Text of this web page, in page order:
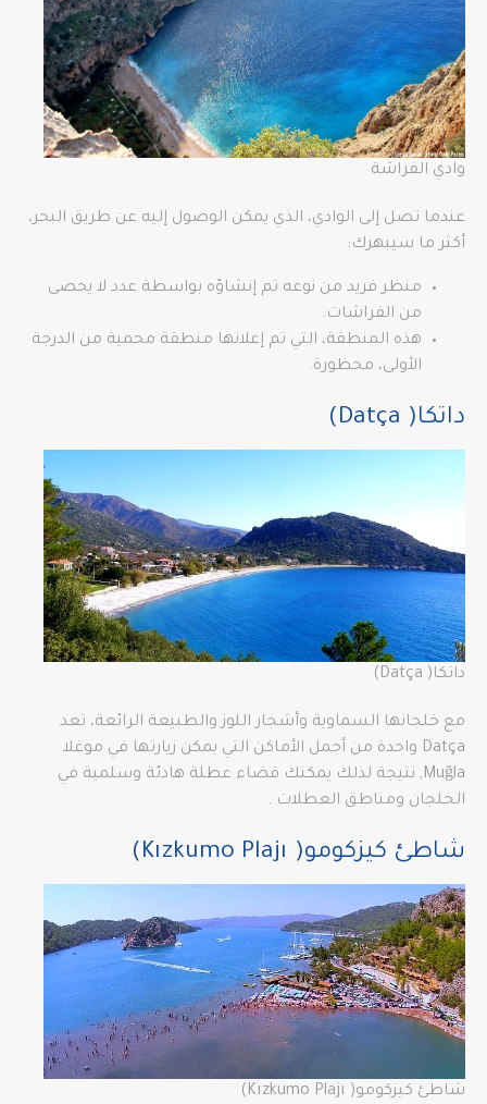
وادي الفراشة
عندما تصل إلى الوادي، الذي يمكن الوصول إليه عن طريق البحر،
أكثر ما سيبهرك:
منظر فريد من نوعه تم إنشاؤه بواسطة عدد لا يحصى
من الفراشات.
هذه المنطقة، التي تم إعلانها منطقة محمية من الدرجة
الأولى، محظورة.
داتكا( Datça)
داتكا( Datça)
مع خلجانها السماوية وأشجار اللوز والطبيعة الرائعة، تعد
Datça واحدة من أجمل الأماكن التي يمكن زيارتها في موغلا
Muğla, نتيجة لذلك يمكنك قضاء عطلة هادئة وسلمية في
الخلجان ومناطق العطلات .
شاطئ كيزكومو( Kızkumo Plajı)
شاطئ كيزكومو( Kızkumo Plajı)